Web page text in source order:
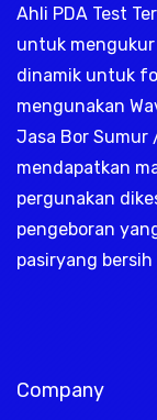
Ahli PDA Test
untuk
dinamik untuk
mengunakan
Jasa Bor Sumur
mendapatkan
pergunakan
pengeboran
pasiryang
Company